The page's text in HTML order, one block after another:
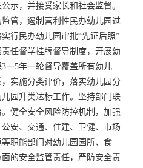
示，并接受家长和社会监督。
管，遏制营利性民办幼儿园过
行民办幼儿园审批“先证后照”
任督学挂牌督导制度，开展幼
一5年一轮督导覆盖所有幼儿
实施分类评价，落实幼儿园分
园升类达标工作。坚持部门联
健全安全风险防控机制，加强
安、交通、住建、卫健、市场
职能部门对幼儿园园所、食
的安全监管责任，严防安全责